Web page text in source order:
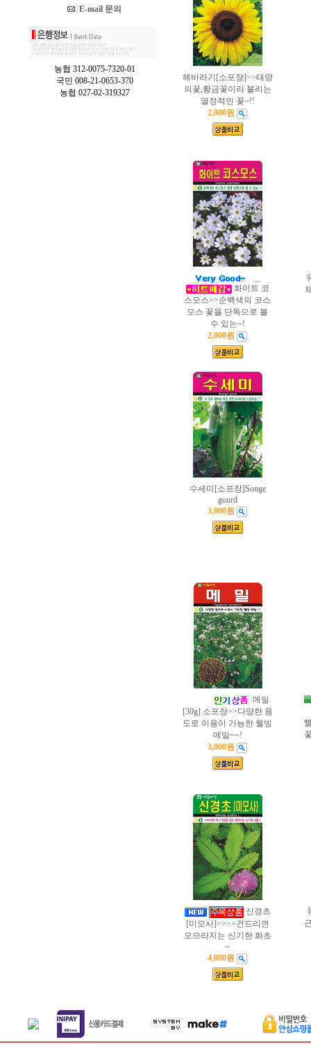
E-mail 문의
농협 312-0075-7320-01
국민 008-21-0653-370
농협 027-02-319327
해바라기[소포장]>>태양
의꽃,황금꽃이라 불리는
열정적인 꽃~!!
2,000원
화이트 코
스모스>>순백색의 코스
모스 꽃을 단독으로 볼
수 있는~!
2,000원
수세미[소포장]Songe
gourd
3,000원
메밀
[30g] 소포장>>다양한 용
도로 이용이 가능한 웰빙
메밀~~!
3,000원
신경초
[미모사]>>>>건드리면
오므라지는 신기한 화초
~
4,000원